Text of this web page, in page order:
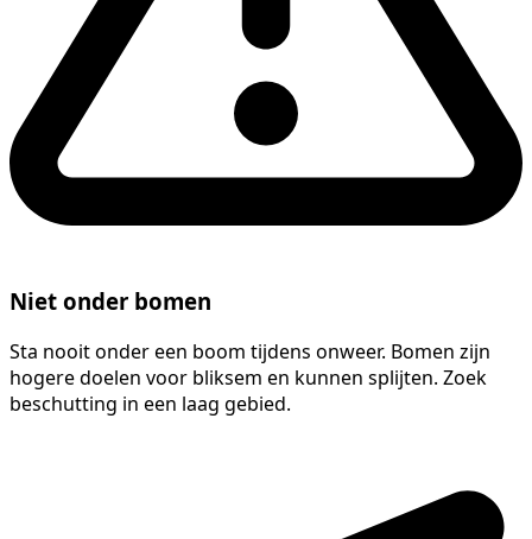
Niet onder bomen
Sta nooit onder een boom tijdens onweer. Bomen zijn
hogere doelen voor bliksem en kunnen splijten. Zoek
beschutting in een laag gebied.